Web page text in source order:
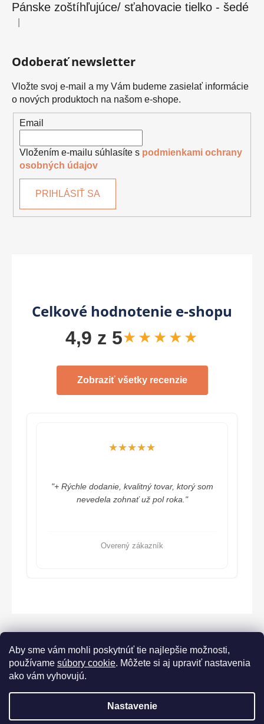
Aby sme vám mohli poskytnúť tie najlepšie možnosti,
používame súbory cookie. Môžete si aj upraviť nastavenia
ako vám vyhovujú.
Nastavenie
Pánske zoštíhľujúce/ sťahovacie tielko - šedé
Hodnotenie produktu je 5 z 5 hviezdičiek.
Odoberať newsletter
Vložte svoj e-mail a my Vám budeme zasielať informácie
o nových produktoch na našom e-shope.
Email
Vložením e-mailu súhlasíte s podmienkami ochrany
osobných údajov
PRIHLÁSIŤ SA
Celkové hodnotenie e-shopu
4,9 z 5★★★★★
Zobraziť všetky recenzie
★★★★★
"+ Rýchle dodanie, kvalitný tovar, ktorý som
nevedela zohnať už pol roka."
Overený zákazník